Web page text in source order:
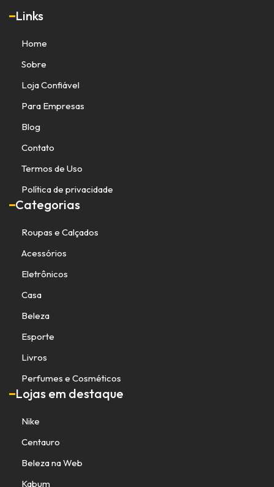
Links
Home
Sobre
Loja Confiável
Para Empresas
Blog
Contato
Termos de Uso
Política de privacidade
Categorias
Roupas e Calçados
Acessórios
Eletrônicos
Casa
Beleza
Esporte
Livros
Perfumes e Cosméticos
Lojas em destaque
Nike
Centauro
Beleza na Web
Kabum